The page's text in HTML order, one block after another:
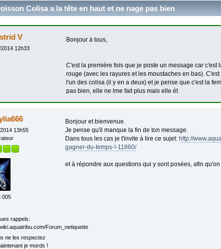
Colisa a la tête en haut et ne nage pas bien
V
2014 12h33
Bonjour à tous,
C'est la première fois que je poste un message car
rouge (avec les rayures et les moustaches en bas).
l'un des colisa (il y en a deux) et je pense que c'est la
pas bien, elle ne lme fait plus mais elle ét
13h55
rappels:
Forum_netiquette
ne les respectez
je mords !
Bonjour et bienvenue.
Je pense qu'il manque la fin de ton message.
Dans tous les cas je t'invite à lire ce sujet: http://
gagner-du-temps-!-11860/
et à répondre aux questions qui y sont posées, afin